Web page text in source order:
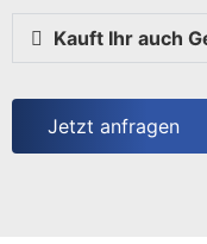
Kauft Ihr auch
Jetzt anfragen